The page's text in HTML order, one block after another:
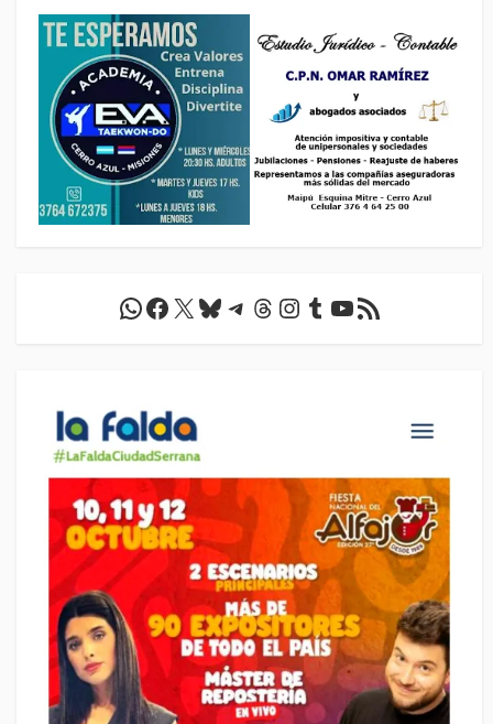
WhatsApp
Facebook
X Bluesky
Telegram
Threads
Instagram
Tumblr
YouTube
Feed RSS